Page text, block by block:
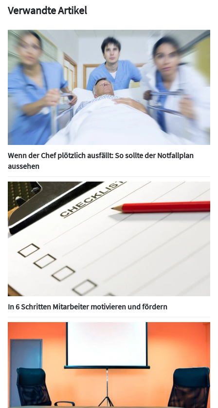
Verwandte Artikel
Wenn der Chef plötzlich ausfällt: So sollte der Notfallplan
aussehen
In 6 Schritten Mitarbeiter motivieren und fördern